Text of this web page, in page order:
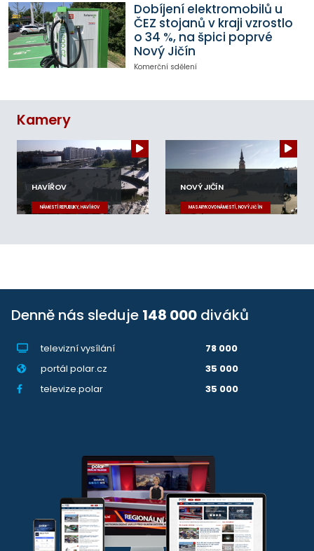
Dobíjení elektromobilů u
ČEZ stojanů v kraji vzrostlo
o 34 %, na špici poprvé
Nový Jičín
Komerční sdělení
Kamery
HAVÍŘOV
NÁMĚSTÍ REPUBLIKY, HAVÍŘOV
NOVÝ JIČÍN
MASARYKOVO NÁMĚSTÍ, NOVÝ JIČÍN
Denně nás sleduje 148 000 diváků
televizní vysílání
78 000
portál polar.cz
35 000
televize.polar
35 000